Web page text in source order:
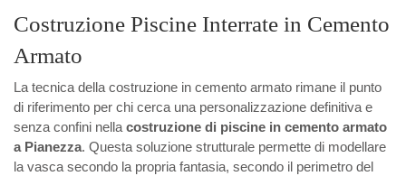
Costruzione Piscine Interrate in Cemento
Armato
La tecnica della costruzione in cemento armato rimane il punto
di riferimento per chi cerca una personalizzazione definitiva e
senza confini nella costruzione di piscine in cemento armato
a Pianezza. Questa soluzione strutturale permette di modellare
la vasca secondo la propria fantasia, secondo il perimetro del